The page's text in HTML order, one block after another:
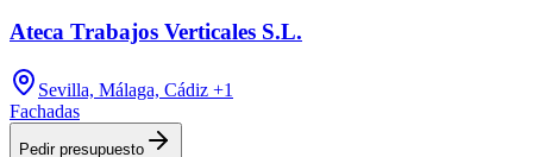
Ateca Trabajos Verticales S.L.
Sevilla, Málaga, Cádiz +1
Fachadas
Pedir presupuesto